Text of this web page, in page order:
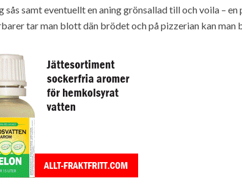
sås samt eventuellt en aning grönsallad till och voila –
tar man blott dän brödet och på pizzerian kan man